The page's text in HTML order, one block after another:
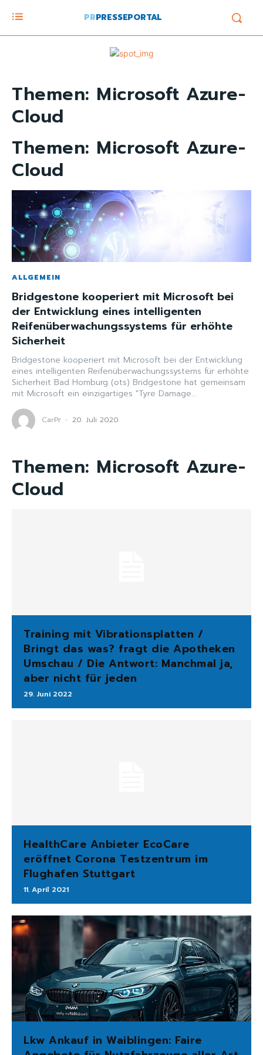
PRPRESSEPORTAL
Themen: Microsoft Azure-
Cloud
Themen: Microsoft Azure-
Cloud
ALLGEMEIN
Bridgestone kooperiert mit Microsoft bei
der Entwicklung eines intelligenten
Reifenüberwachungssystems für erhöhte
Sicherheit
Bridgestone kooperiert mit Microsoft bei der Entwicklung
eines intelligenten Reifenüberwachungssystems für erhöhte
Sicherheit Bad Homburg (ots) Bridgestone hat gemeinsam
mit Microsoft ein einzigartiges "Tyre Damage...
CarPr - 20. Juli 2020
Themen: Microsoft Azure-
Cloud
Training mit Vibrationsplatten /
Bringt das was? fragt die Apotheken
Umschau / Die Antwort: Manchmal ja,
aber nicht für jeden
29. Juni 2022
HealthCare Anbieter EcoCare
eröffnet Corona Testzentrum im
Flughafen Stuttgart
11. April 2021
Lkw Ankauf in Waiblingen: Faire